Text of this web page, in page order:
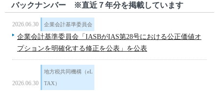
バックナンバー ※直近７年分を掲載しています
2026.06.30 企業会計基準委員会
企業会計基準委員会「IASBがIAS第28号における公正価値オ
プションを明確化する修正を公表」を公表
2026.06.30
地方税共同機構（eL
TAX）